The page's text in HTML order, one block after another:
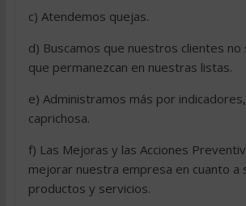
c) Atendemos quejas.
d) Buscamos que nuestros clientes no
que permanezcan en nuestras listas.
e) Administramos más por
caprichosa.
f) Las Mejoras y las Acciones
mejorar nuestra empresa en cuanto a
productos y servicios.